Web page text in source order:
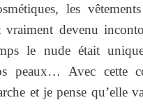
les
devenu
le nude était
peaux… Avec cette
et je pense qu’elle